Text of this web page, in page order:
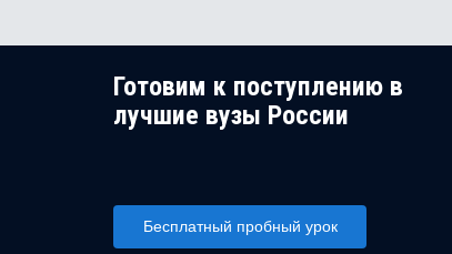
Готовим к поступлению в
лучшие вузы России
Бесплатный пробный урок